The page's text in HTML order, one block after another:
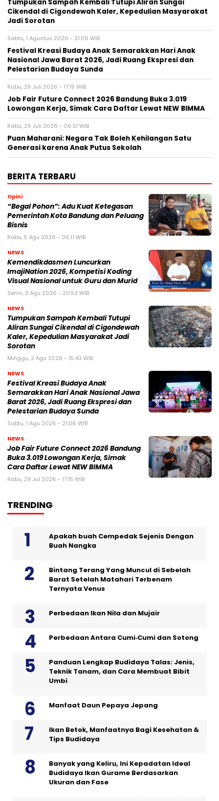
Tumpukan Sampah Kembali Tutupi Aliran Sungai
Cikendal di Cigondewah Kaler, Kepedulian Masyarakat
Jadi Sorotan
Sabtu, 1 Agustus 2026 - 21:06 WIB
Festival Kreasi Budaya Anak Semarakkan Hari Anak
Nasional Jawa Barat 2026, Jadi Ruang Ekspresi dan
Pelestarian Budaya Sunda
Rabu, 29 Juli 2026 - 17:15 WIB
Job Fair Future Connect 2026 Bandung Buka 3.019
Lowongan Kerja, Simak Cara Daftar Lewat NEW BIMMA
Rabu, 29 Juli 2026 - 06:31 WIB
Puan Maharani: Negara Tak Boleh Kehilangan Satu
Generasi karena Anak Putus Sekolah
BERITA TERBARU
Opini
“Begal Pohon”: Adu Kuat Ketegasan
Pemerintah Kota Bandung dan Peluang
Bisnis
Rabu, 5 Agu 2026 - 06:11 WIB
NEWS
Kemendikdasmen Luncurkan
ImajiNation 2026, Kompetisi Koding
Visual Nasional untuk Guru dan Murid
Senin, 3 Agu 2026 - 20:53 WIB
NEWS
Tumpukan Sampah Kembali Tutupi
Aliran Sungai Cikendal di Cigondewah
Kaler, Kepedulian Masyarakat Jadi
Sorotan
Minggu, 2 Agu 2026 - 15:43 WIB
NEWS
Festival Kreasi Budaya Anak
Semarakkan Hari Anak Nasional Jawa
Barat 2026, Jadi Ruang Ekspresi dan
Pelestarian Budaya Sunda
Sabtu, 1 Agu 2026 - 21:06 WIB
NEWS
Job Fair Future Connect 2026 Bandung
Buka 3.019 Lowongan Kerja, Simak
Cara Daftar Lewat NEW BIMMA
Rabu, 29 Jul 2026 - 17:15 WIB
TRENDING
Apakah buah Cempedak Sejenis Dengan
Buah Nangka
Bintang Terang Yang Muncul di Sebelah
Barat Setelah Matahari Terbenam
Ternyata Venus
Perbedaan Ikan Nila dan Mujair
Perbedaan Antara Cumi‑Cumi dan Sotong
Panduan Lengkap Budidaya Talas: Jenis,
Teknik Tanam, dan Cara Membuat Bibit
Umbi
Manfaat Daun Pepaya Jepang
Ikan Betok, Manfaatnya Bagi Kesehatan &
Tips Budidaya
Banyak yang Keliru, Ini Kepadatan Ideal
Budidaya Ikan Gurame Berdasarkan
Ukuran dan Fase